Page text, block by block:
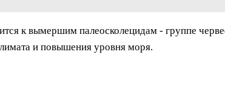
к вымершим палеосколецидам - группе
и повышения уровня моря.